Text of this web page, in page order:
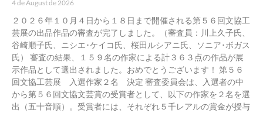
4 de August de 2026
２０２６年１０月４日から１８日まで開催される第５６回文協工
芸展の出品作品の審査が完了しました。（審査員：川上久子氏、
谷崎順子氏、ニシエ･ケイコ氏、桜田ルシアニ氏、ソニア･ボガス
氏） 審査の結果、１５９名の作家による計３６３点の作品が展
示作品として選出されました。おめでとうございます！ 第５６
回文協工芸展 入選作家２名 決定 審査委員会は、入選者の中
から第５６回文協文芸賞の受賞者として、以下の作家を２名を選
出（五十音順）。受賞者には、それぞれ５千レアルの賞金が授与